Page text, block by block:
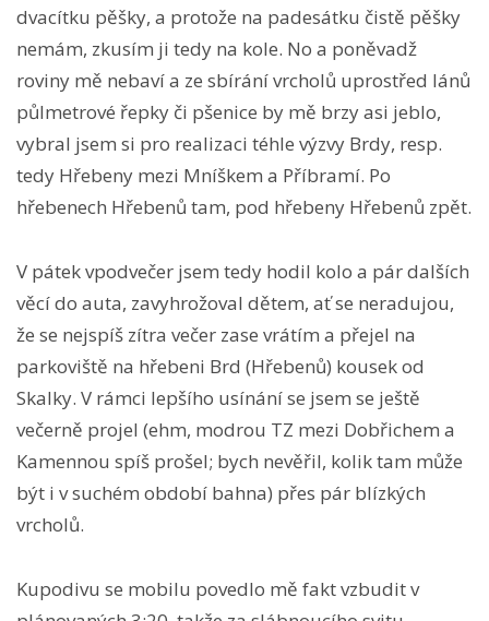
dvacítku pěšky, a protože na padesátku čistě pěšky
nemám, zkusím ji tedy na kole. No a poněvadž
roviny mě nebaví a ze sbírání vrcholů uprostřed lánů
půlmetrové řepky či pšenice by mě brzy asi jeblo,
vybral jsem si pro realizaci téhle výzvy Brdy, resp.
tedy Hřebeny mezi Mníškem a Příbramí. Po
hřebenech Hřebenů tam, pod hřebeny Hřebenů zpět.
V pátek vpodvečer jsem tedy hodil kolo a pár dalších
věcí do auta, zavyhrožoval dětem, ať se neradujou,
že se nejspíš zítra večer zase vrátím a přejel na
parkoviště na hřebeni Brd (Hřebenů) kousek od
Skalky. V rámci lepšího usínání se jsem se ještě
večerně projel (ehm, modrou TZ mezi Dobřichem a
Kamennou spíš prošel; bych nevěřil, kolik tam může
být i v suchém období bahna) přes pár blízkých
vrcholů.
Kupodivu se mobilu povedlo mě fakt vzbudit v